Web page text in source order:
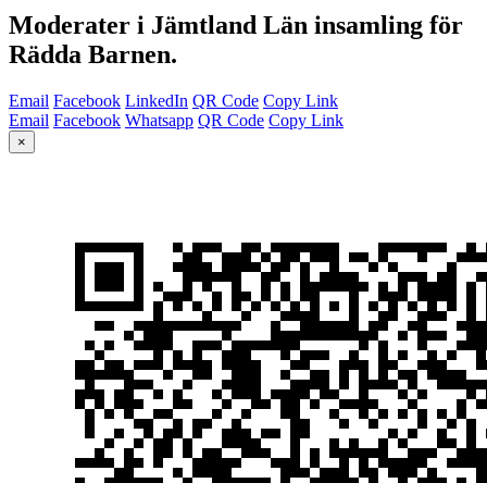
Moderater i Jämtland Län insamling för
Rädda Barnen.
Email Facebook LinkedIn QR Code Copy Link
Email Facebook Whatsapp QR Code Copy Link
×